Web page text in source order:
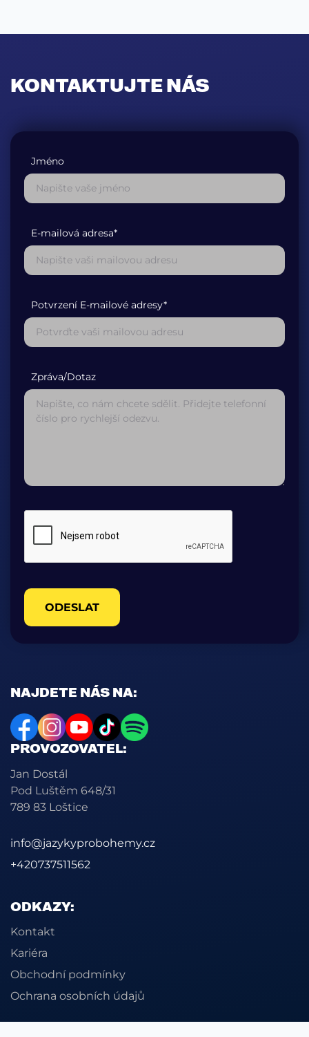
NAJDETE NÁS NA:
PROVOZOVATEL:
Jan Dostál
Pod Luštěm 648/31
789 83 Loštice
info@jazykyprobohemy.cz
+420737511562
ODKAZY:
Kontakt
Kariéra
Obchodní podmínky
Ochrana osobních údajů
KONTAKTUJTE NÁS
Jméno
E-mailová adresa*
Potvrzení E-mailové adresy*
Zpráva/Dotaz
ODESLAT